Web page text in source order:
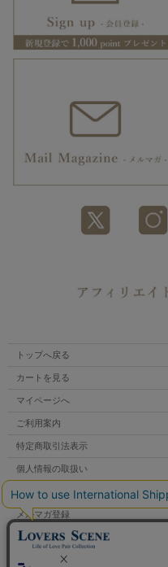
トップへ戻る
カートを見る
マイページへ
ご利用案内
特定商取引法表示
個人情報の取扱い
サイトマップ
メルマガ登録
お問い合わせ